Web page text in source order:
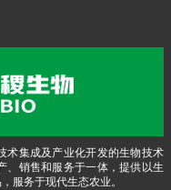
术集成及产业化开发的生物技术
、销售和服务于一体，提供以生
服务于现代生态农业。